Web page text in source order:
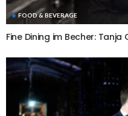
FOOD & BEVERAGE
Fine Dining im Becher: Tanja